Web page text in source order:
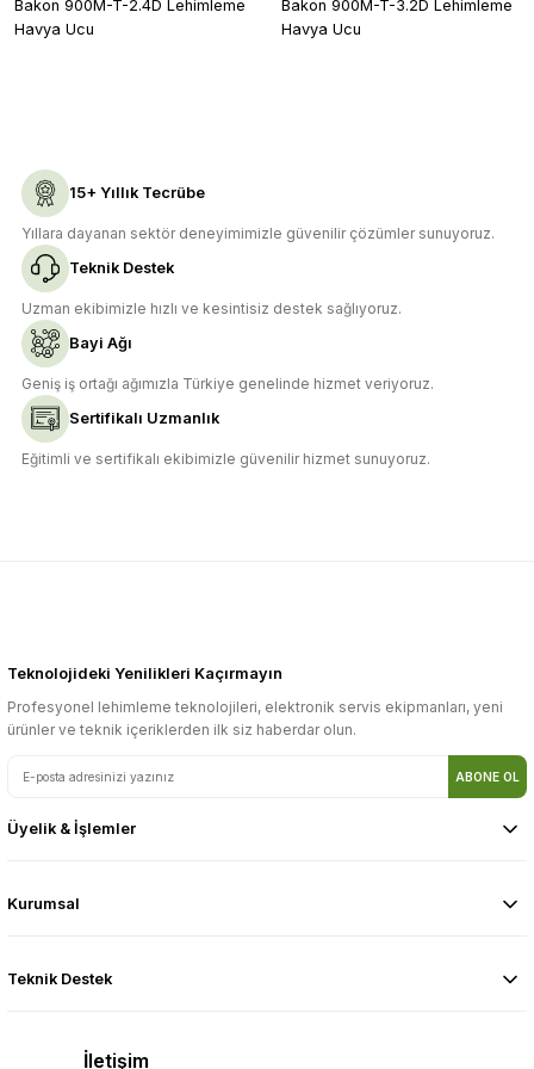
Bu ürüne benzer farklı alternatifler olmalı.
Bakon 900M-T-2.4D Lehimleme
Havya Ucu
Bakon 900M-T-3.2D Lehimleme
Havya Ucu
15+ Yıllık Tecrübe
Yıllara dayanan sektör deneyimimizle güvenilir çözümler sunuyoruz.
Teknik Destek
Uzman ekibimizle hızlı ve kesintisiz destek sağlıyoruz.
Bayi Ağı
Geniş iş ortağı ağımızla Türkiye genelinde hizmet veriyoruz.
Sertifikalı Uzmanlık
Eğitimli ve sertifikalı ekibimizle güvenilir hizmet sunuyoruz.
Teknolojideki Yenilikleri Kaçırmayın
Profesyonel lehimleme teknolojileri, elektronik servis ekipmanları, yeni
ürünler ve teknik içeriklerden ilk siz haberdar olun.
ABONE OL
Üyelik & İşlemler
Kurumsal
Teknik Destek
İletişim